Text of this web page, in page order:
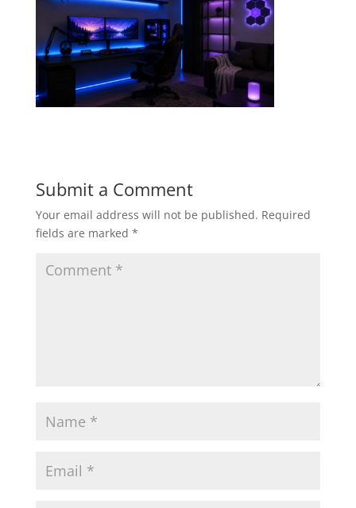
Submit a Comment
Your email address will not be published. Required
fields are marked *